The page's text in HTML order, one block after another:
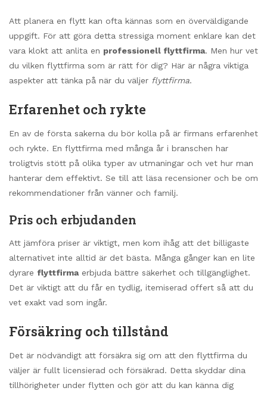
Att planera en flytt kan ofta kännas som en överväldigande
uppgift. För att göra detta stressiga moment enklare kan det
vara klokt att anlita en professionell flyttfirma. Men hur vet
du vilken flyttfirma som är rätt för dig? Här är några viktiga
aspekter att tänka på när du väljer flyttfirma.
Erfarenhet och rykte
En av de första sakerna du bör kolla på är firmans erfarenhet
och rykte. En flyttfirma med många år i branschen har
troligtvis stött på olika typer av utmaningar och vet hur man
hanterar dem effektivt. Se till att läsa recensioner och be om
rekommendationer från vänner och familj.
Pris och erbjudanden
Att jämföra priser är viktigt, men kom ihåg att det billigaste
alternativet inte alltid är det bästa. Många gånger kan en lite
dyrare flyttfirmaerbjuda bättre säkerhet och tillgänglighet.
Det är viktigt att du får en tydlig, itemiserad offert så att du
vet exakt vad som ingår.
Försäkring och tillstånd
Det är nödvändigt att försäkra sig om att den flyttfirma du
väljer är fullt licensierad och försäkrad. Detta skyddar dina
tillhörigheter under flytten och gör att du kan känna dig